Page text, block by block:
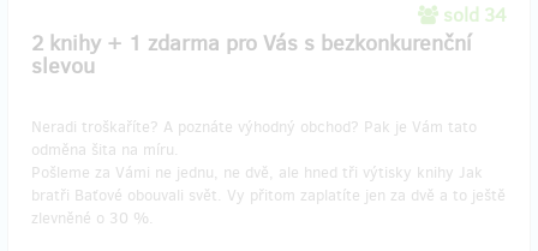
sold 34
2 knihy + 1 zdarma pro Vás s bezkonkurenční
slevou
Neradi troškaříte? A poznáte výhodný obchod? Pak je Vám tato
odměna šita na míru.
Pošleme za Vámi ne jednu, ne dvě, ale hned tři výtisky knihy Jak
bratři Baťové obouvali svět. Vy přitom zaplatíte jen za dvě a to ještě
zlevněné o 30 %.